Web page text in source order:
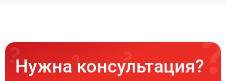
Нужна консультация?